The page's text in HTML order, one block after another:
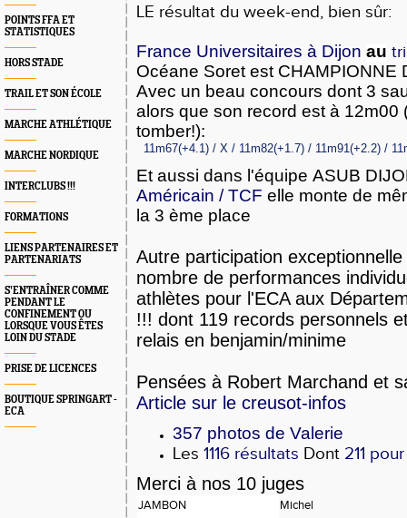
POINTS FFA ET
STATISTIQUES
HORS STADE
TRAIL ET SON ÉCOLE
MARCHE ATHLÉTIQUE
MARCHE NORDIQUE
INTERCLUBS !!!
FORMATIONS
LIENS PARTENAIRES ET
PARTENARIATS
S’ENTRAÎNER COMME
PENDANT LE
CONFINEMENT OU
LORSQUE VOUS ÊTES
LOIN DU STADE
PRISE DE LICENCES
BOUTIQUE SPRINGART -
ECA
LE résultat du week-end, bien sûr:
France Universitaires à Dijon au
Océane Soret est CHAMPIONNE
Avec un beau concours dont 3
alors que son record est à 12m00
tomber!):
11m67(+4.1) / X / 11m82(+1.7) / 11m91(+2.2) /
Et aussi dans l'équipe ASUB
Américain / TCF elle monte de
la 3 ème place
Autre participation
nombre de performances
athlètes pour l'ECA aux
!!! dont 119 records personnels
relais en benjamin/minime
Pensées à Robert Marchand et
Article sur le creusot-infos
357 photos de Valerie
Les 1116 résultats Dont 211
Merci à nos 10 juges
JAMBON
Michel